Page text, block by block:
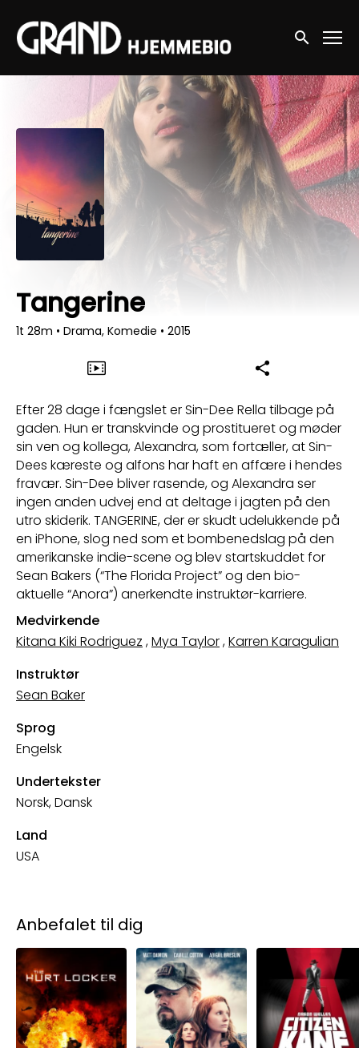
Accessibility Links
Søg nu
Tangerine
1t 28m • Drama, Komedie • 2015
Efter 28 dage i fængslet er Sin-Dee Rella tilbage på
gaden. Hun er transkvinde og prostitueret og møder
sin ven og kollega, Alexandra, som fortæller, at Sin-
Dees kæreste og alfons har haft en affære i hendes
fravær. Sin-Dee bliver rasende, og Alexandra ser
ingen anden udvej end at deltage i jagten på den
utro skiderik. TANGERINE, der er skudt udelukkende på
en iPhone, slog ned som et bombenedslag på den
amerikanske indie-scene og blev startskuddet for
Sean Bakers (“The Florida Project” og den bio-
aktuelle “Anora”) anerkendte instruktør-karriere.
Medvirkende
Kitana Kiki Rodriguez ,Mya Taylor,Karren Karagulian
Instruktør
Sean Baker
Sprog
Engelsk
Undertekster
Norsk, Dansk
Land
USA
Anbefalet til dig